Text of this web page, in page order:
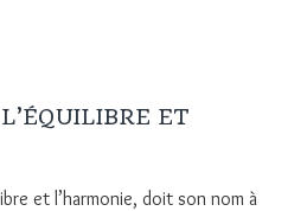
ET
et l’harmonie, doit son nom à